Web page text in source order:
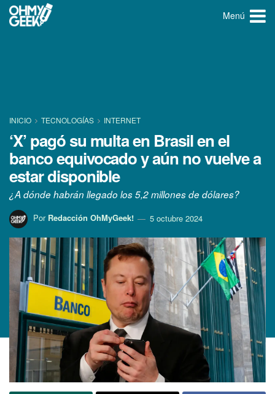
Menú
INICIO TECNOLOGÍ­AS INTERNET
‘X’ pagó su multa en Brasil en el
banco equivocado y aún no vuelve a
estar disponible
¿A dónde habrán llegado los 5,2 millones de dólares?
Por Redacción OhMyGeek! 5 octubre 2024